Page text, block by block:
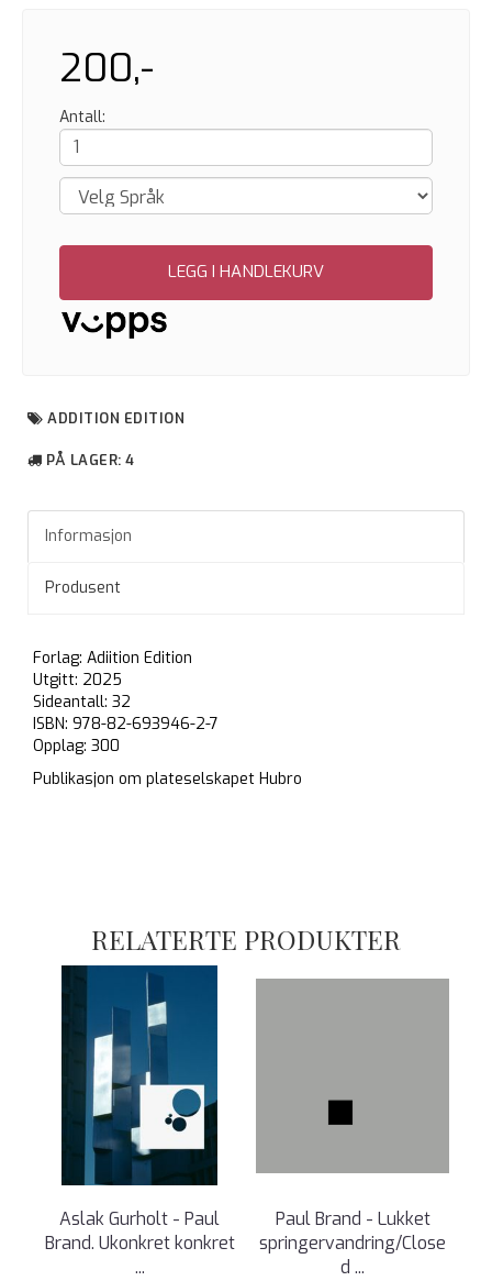
200,-
Antall:
LEGG I HANDLEKURV
ADDITION EDITION
PÅ LAGER: 4
Informasjon
Produsent
Forlag: Adiition Edition
Utgitt: 2025
Sideantall: 32
ISBN: 978-82-693946-2-7
Opplag: 300
Publikasjon om plateselskapet Hubro
RELATERTE PRODUKTER
Aslak Gurholt - Paul
Brand. Ukonkret konkret
...
Paul Brand - Lukket
springervandring/Close
d ...